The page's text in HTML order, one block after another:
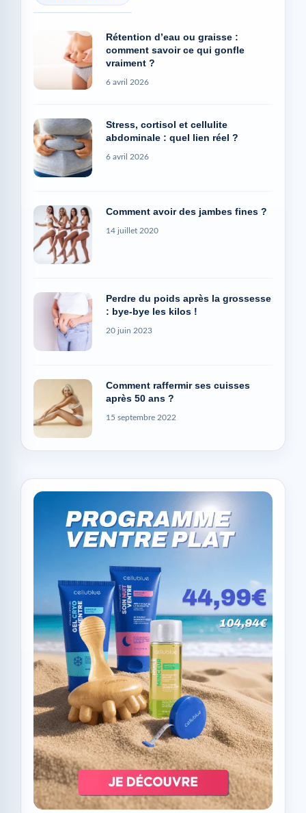
Rétention d’eau ou graisse :
comment savoir ce qui gonfle
vraiment ?
6 avril 2026
Stress, cortisol et cellulite
abdominale : quel lien réel ?
6 avril 2026
Comment avoir des jambes fines ?
14 juillet 2020
Perdre du poids après la grossesse
: bye-bye les kilos !
20 juin 2023
Comment raffermir ses cuisses
après 50 ans ?
15 septembre 2022